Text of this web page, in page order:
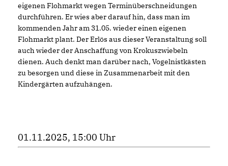
eigenen Flohmarkt wegen Terminüberschneidungen
durchführen. Er wies aber darauf hin, dass man im
kommenden Jahr am 31.05. wieder einen eigenen
Flohmarkt plant. Der Erlös aus dieser Veranstaltung soll
auch wieder der Anschaffung von Krokuszwiebeln
dienen. Auch denkt man darüber nach, Vogelnistkästen
zu besorgen und diese in Zusammenarbeit mit den
Kindergärten aufzuhängen.
01.11.2025, 15:00 Uhr